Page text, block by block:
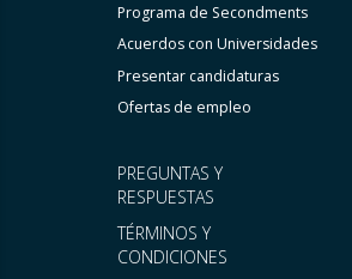
PREGUNTAS Y
RESPUESTAS
TÉRMINOS Y
CONDICIONES
Programa de Secondments
Acuerdos con Universidades
Presentar candidaturas
Ofertas de empleo